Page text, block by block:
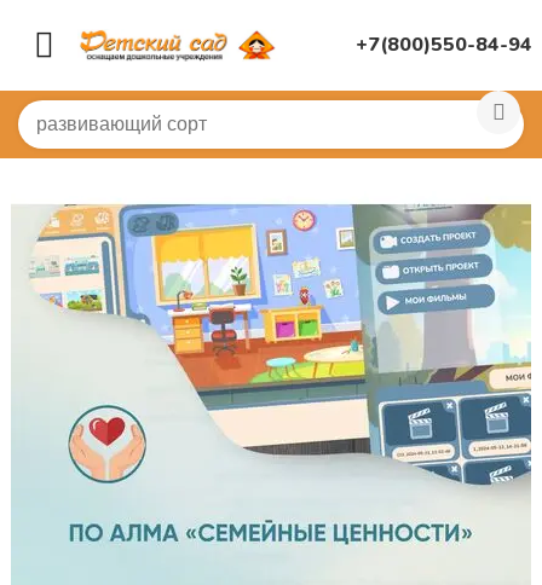
+7(800)550-84-94
Главная / ИНТЕРАКТИВНОЕ ОБОРУДОВАНИЕ ПО